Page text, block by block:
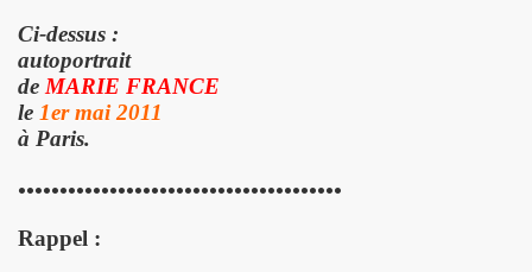
Ci-dessus :
autoportrait
de MARIE FRANCE
le 1er mai 2011
à Paris.
•••••••••••••••••••••••••••••••••••••••
Rappel :
(2024) de VIKTOR HUGANET : chronique detaillee.
DAUGA : chronique detaillee.
+ LES ROYAL FLUSH le 22 juin 2024 a La
au Tamanoir de Gennevilliers, a Fontenay-sous-
le 23 novembre 2024 a la Boule noire (Paris) :